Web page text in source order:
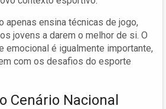
apenas ensina técnicas de jogo,
jovens a darem o melhor de si. O
emocional é igualmente importante,
com os desafios do esporte
Cenário Nacional